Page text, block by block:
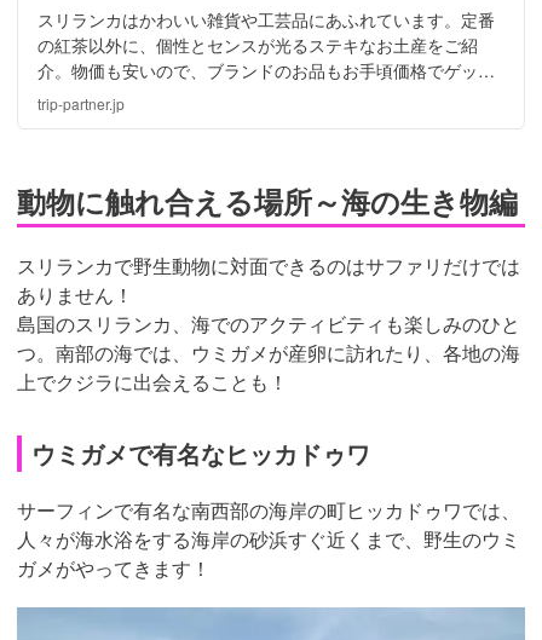
スリランカはかわいい雑貨や工芸品にあふれています。定番
の紅茶以外に、個性とセンスが光るステキなお土産をご紹
介。物価も安いので、ブランドのお品もお手頃価格でゲット
できます！お土産に配るのは惜しい、自分用のお気に入りも
見つかるはず！
trip-partner.jp
動物に触れ合える場所～海の生き物編
スリランカで野生動物に対面できるのはサファリだけでは
ありません！
島国のスリランカ、海でのアクティビティも楽しみのひと
つ。南部の海では、ウミガメが産卵に訪れたり、各地の海
上でクジラに出会えることも！
ウミガメで有名なヒッカドゥワ
サーフィンで有名な南西部の海岸の町ヒッカドゥワでは、
人々が海水浴をする海岸の砂浜すぐ近くまで、野生のウミ
ガメがやってきます！